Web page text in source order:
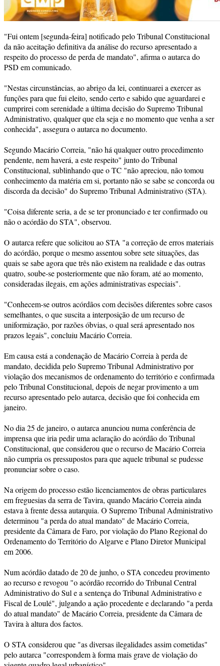
"Fui ontem [segunda-feira] notificado pelo Tribunal Constitucional
da não aceitação definitiva da análise do recurso apresentado a
respeito do processo de perda de mandato", afirma o autarca do
PSD em comunicado.
"Nestas circunstâncias, ao abrigo da lei, continuarei a exercer as
funções para que fui eleito, sendo certo e sabido que aguardarei e
cumprirei com serenidade a última decisão do Supremo Tribunal
Administrativo, qualquer que ela seja e no momento que venha a ser
conhecida", assegura o autarca no documento.
Segundo Macário Correia, "não há qualquer outro procedimento
pendente, nem haverá, a este respeito" junto do Tribunal
Constitucional, sublinhando que o TC "não apreciou, não tomou
conhecimento da matéria em si, portanto não se sabe se concorda ou
discorda da decisão" do Supremo Tribunal Administrativo (STA).
"Coisa diferente seria, a de se ter pronunciado e ter confirmado ou
não o acórdão do STA", observou.
O autarca refere que solicitou ao STA "a correção de erros materiais
do acórdão, porque o mesmo assentou sobre sete situações, das
quais se sabe agora que três não existem na realidade e das outras
quatro, soube-se posteriormente que não foram, até ao momento,
consideradas ilegais, em ações administrativas especiais".
"Conhecem-se outros acórdãos com decisões diferentes sobre casos
semelhantes, o que suscita a interposição de um recurso de
uniformização, por razões óbvias, o qual será apresentado nos
prazos legais", concluiu Macário Correia.
Em causa está a condenação de Macário Correia à perda de
mandato, decidida pelo Supremo Tribunal Administrativo por
violação dos mecanismos de ordenamento do território e confirmada
pelo Tribunal Constitucional, depois de negar provimento a um
recurso apresentado pelo autarca, decisão que foi conhecida em
janeiro.
No dia 25 de janeiro, o autarca anunciou numa conferência de
imprensa que iria pedir uma aclaração do acórdão do Tribunal
Constitucional, que considerou que o recurso de Macário Correia
não cumpria os pressupostos para que aquele tribunal se pudesse
pronunciar sobre o caso.
Na origem do processo estão licenciamentos de obras particulares
em freguesias da serra de Tavira, quando Macário Correia ainda
estava à frente dessa autarquia. O Supremo Tribunal Administrativo
determinou "a perda do atual mandato" de Macário Correia,
presidente da Câmara de Faro, por violação do Plano Regional do
Ordenamento do Território do Algarve e Plano Diretor Municipal
em 2006.
Num acórdão datado de 20 de junho, o STA concedeu provimento
ao recurso e revogou "o acórdão recorrido do Tribunal Central
Administrativo do Sul e a sentença do Tribunal Administrativo e
Fiscal de Loulé", julgando a ação procedente e declarando "a perda
do atual mandato" de Macário Correia, presidente da Câmara de
Tavira à altura dos factos.
O STA considerou que "as diversas ilegalidades assim cometidas"
pelo autarca "correspondem à forma mais grave de violação do